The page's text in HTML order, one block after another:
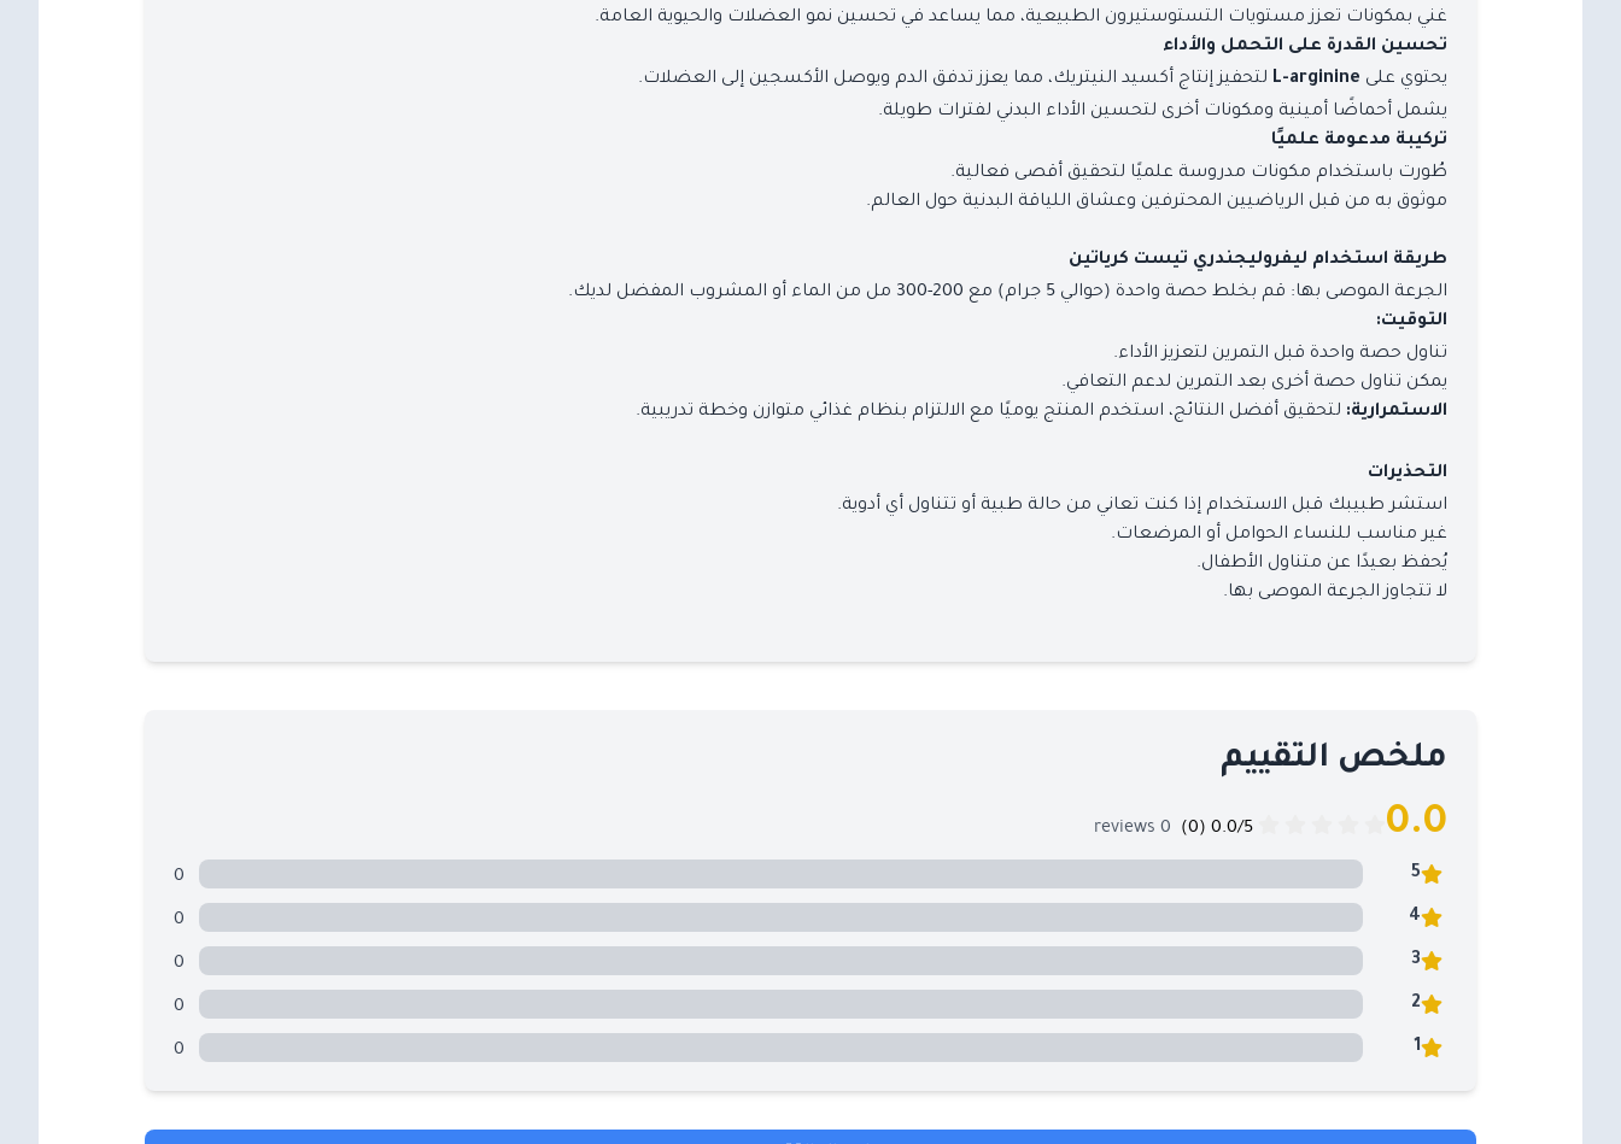
غني بمكونات تعزز مستويات التستوستيرون الطبيعية، مما يساعد في تحسين نمو العضلات والحيوية العامة.
تحسين القدرة على التحمل والأداء
يحتوي على L-arginine لتحفيز إنتاج أكسيد النيتريك، مما يعزز تدفق الدم ويوصل الأكسجين إلى العضلات.
يشمل أحماضًا أمينية ومكونات أخرى لتحسين الأداء البدني لفترات طويلة.
تركيبة مدعومة علميًا
طُورت باستخدام مكونات مدروسة علميًا لتحقيق أقصى فعالية.
موثوق به من قبل الرياضيين المحترفين وعشاق اللياقة البدنية حول العالم.
طريقة استخدام ليفروليجندري تيست كرياتين
الجرعة الموصى بها: قم بخلط حصة واحدة (حوالي 5 جرام) مع 200-300 مل من الماء أو المشروب المفضل لديك.
التوقيت:
تناول حصة واحدة قبل التمرين لتعزيز الأداء.
يمكن تناول حصة أخرى بعد التمرين لدعم التعافي.
الاستمرارية: لتحقيق أفضل النتائج، استخدم المنتج يوميًا مع الالتزام بنظام غذائي متوازن وخطة تدريبية.
التحذيرات
استشر طبيبك قبل الاستخدام إذا كنت تعاني من حالة طبية أو تتناول أي أدوية.
غير مناسب للنساء الحوامل أو المرضعات.
يُحفظ بعيدًا عن متناول الأطفال.
لا تتجاوز الجرعة الموصى بها.
ملخص التقييم
0.0
0 reviews
5
0
4
0
3
0
2
0
1
0